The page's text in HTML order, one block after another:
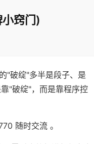
窍门)
"破绽"多半是段子、是
"破绽"，而是靠程序控
随时交流 。